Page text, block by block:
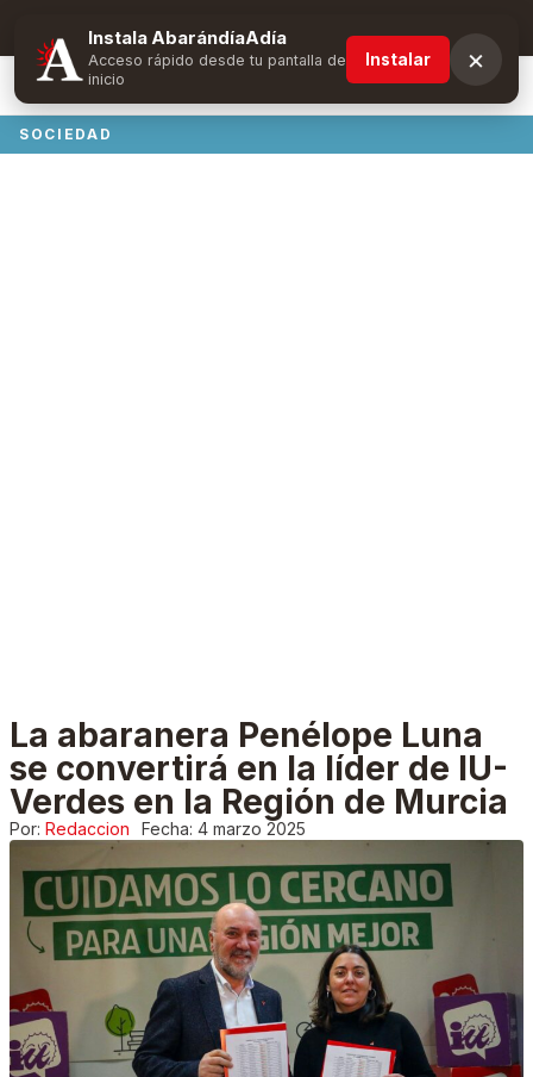
Suscríbete y obtén ventajas exclusivas
SOCIEDAD
La abaranera Penélope Luna
se convertirá en la líder de IU-
Verdes en la Región de Murcia
Por: Redaccion Fecha: 4 marzo 2025
Instala AbarándíaAdía
Acceso rápido desde tu pantalla de
inicio
Instalar ×